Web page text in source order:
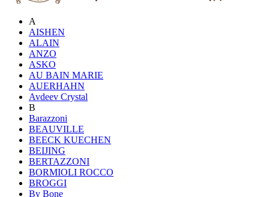
A
AISHEN
ALAIN
ANZO
ASKO
AU BAIN MARIE
AUERHAHN
Avdeev Crystal
B
Barazzoni
BEAUVILLE
BEECK KUECHEN
BEIJING
BERTAZZONI
BORMIOLI ROCCO
BROGGI
By Bone